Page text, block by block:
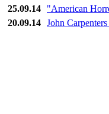
25.09.14
"American
20.09.14 John